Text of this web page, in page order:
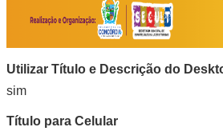
Utilizar Título e Descrição do
sim
Título para Celular